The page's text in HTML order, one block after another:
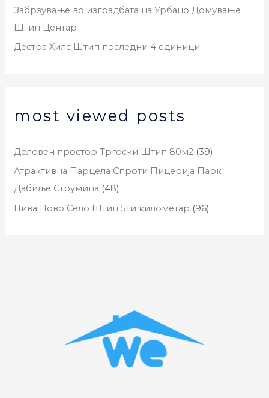
Забрзување во изградбата на Урбано Домување
Штип Центар
Дестра Хилс Штип последни 4 единици
most viewed posts
Деловен простор Тргоски Штип 80м2 (39)
Атрактивна Парцела Спроти Пицерија Парк
Дабиље Струмица (48)
Нива Ново Село Штип 5ти километар (96)